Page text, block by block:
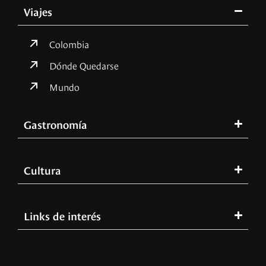
Viajes
Colombia
Dónde Quedarse
Mundo
Gastronomía
Cultura
Links de interés